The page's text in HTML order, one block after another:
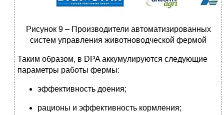
Рисунок 9 – Производители автоматизированных
систем управления животноводческой фермой
Таким образом, в DPA аккумулируются следующие
параметры работы фермы:
эффективность доения;
рационы и эффективность кормления;